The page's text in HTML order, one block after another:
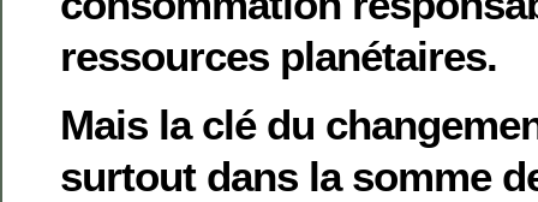
ressources planétaires.
Mais la clé du
surtout dans la somme